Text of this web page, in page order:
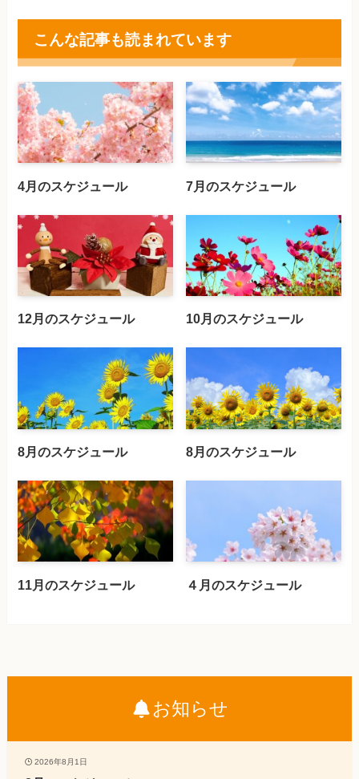
こんな記事も読まれています
4月のスケジュール 7月のスケジュール
12月のスケジュール 10月のスケジュール
8月のスケジュール 8月のスケジュール
11月のスケジュール ４月のスケジュール
お知らせ
2026年8月1日